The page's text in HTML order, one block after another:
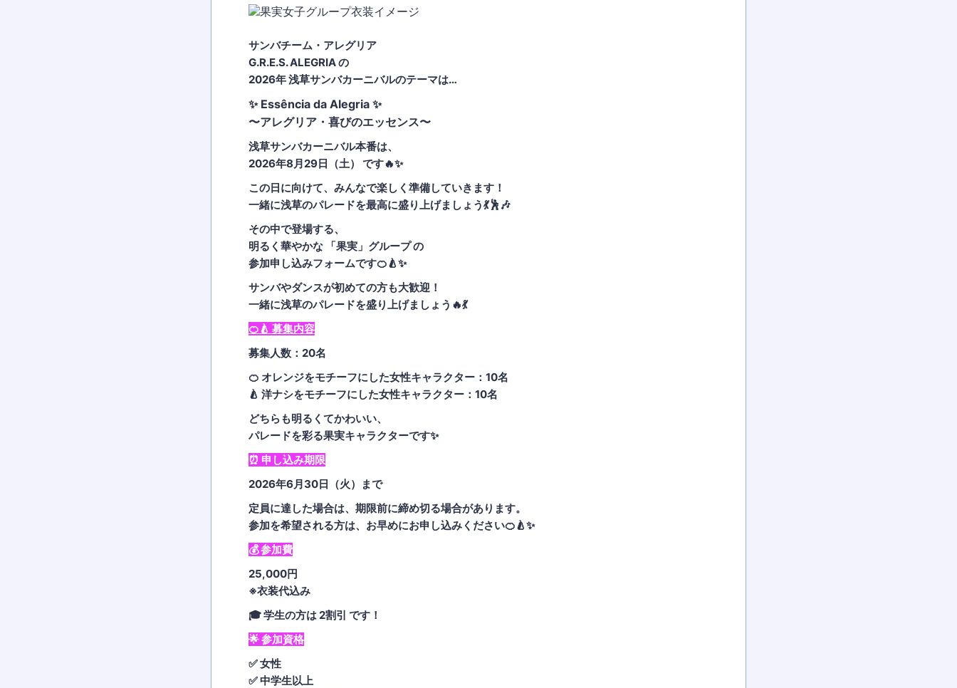
サンバチーム・アレグリア
G.R.E.S. ALEGRIA の
2026年 浅草サンバカーニバルのテーマは…
✨ Essência da Alegria ✨
〜アレグリア・喜びのエッセンス〜
浅草サンバカーニバル本番は、
2026年8月29日（土） です🔥✨
この日に向けて、みんなで楽しく準備していきます！
一緒に浅草のパレードを最高に盛り上げましょう💃🕺🎶
その中で登場する、
明るく華やかな 「果実」グループ の
参加申し込みフォームです🍊🍐✨
サンバやダンスが初めての方も大歓迎！
一緒に浅草のパレードを盛り上げましょう🔥💃
🍊🍐 募集内容
募集人数：20名
🍊 オレンジをモチーフにした女性キャラクター：10名
🍐 洋ナシをモチーフにした女性キャラクター：10名
どちらも明るくてかわいい、
パレードを彩る果実キャラクターです✨
⏰ 申し込み期限
2026年6月30日（火）まで
定員に達した場合は、期限前に締め切る場合があります。
参加を希望される方は、お早めにお申し込みください🍊🍐✨
💰 参加費
25,000円
※衣装代込み
🎓 学生の方は 2割引 です！
🌟 参加資格
✅ 女性
✅ 中学生以上